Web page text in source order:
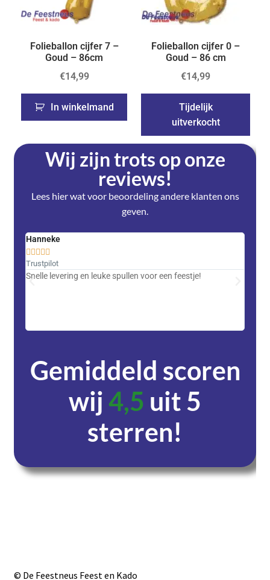
Folieballon cijfer 7 –
Goud – 86cm
€14,99
In winkelmand
Folieballon cijfer 0 –
Goud – 86 cm
€14,99
Tijdelijk
uitverkocht
Wij zijn trots op onze
reviews!
Lees hier wat voor beoordeling andere klanten ons
geven.
Hanneke
    
Trustpilot
Snelle levering en leuke spullen voor een feestje!
Gemiddeld scoren
wij4,5 uit 5
sterren!
© De Feestneus Feest en Kado